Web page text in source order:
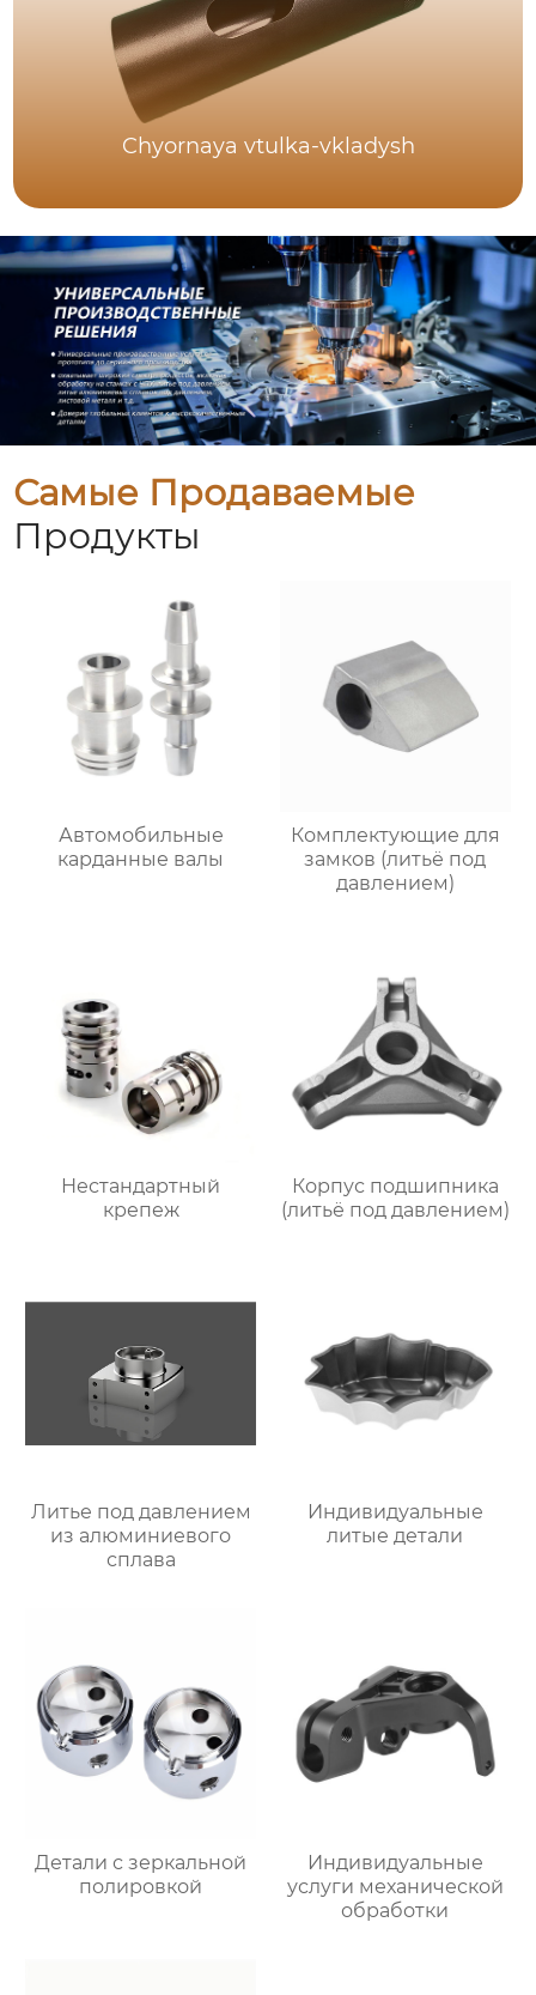
Chyornaya vtulka-vkladysh
Самые Продаваемые
Продукты
Автомобильные
карданные валы
Комплектующие для
замков (литьё под
давлением)
Нестандартный
крепеж
Корпус подшипника
(литьё под давлением)
Литье под давлением
из алюминиевого
сплава
Индивидуальные
литые детали
Детали с зеркальной
полировкой
Индивидуальные
услуги механической
обработки